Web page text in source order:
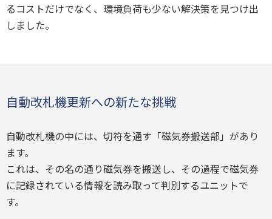
るコストだけでなく、環境負荷も少ない解決策を見つけ出
しました。
自動改札機更新への新たな挑戦
自動改札機の中には、切符を通す「磁気券搬送部」があり
ます。
これは、その名の通り磁気券を搬送し、その過程で磁気券
に記録されている情報を読み取って判別するユニットで
す。